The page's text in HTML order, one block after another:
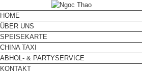
HOME
ÜBER UNS
SPEISEKARTE
CHINA TAXI
ABHOL- & PARTYSERVICE
KONTAKT